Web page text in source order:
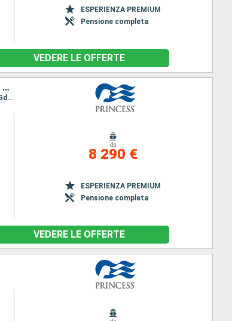
ESPERIENZA PREMIUM
Pensione completa
VEDERE LE OFFERTE
DANIMARCA, ESTONIA, FINLANDIA, SVEZIA, POLONIA, NORVEGIA, ISLANDA, REGNO UNITO, CANADA, IRLANDA, BELGIO, PAESI BASSI, GERMANIA
Itinerario : Copenhagen, Warnemunde, Bornholm, Gdansk, Visby, Tallinn, Helsinki, Tallinn, Stoccolma, Visby, Gdansk, Bornholm, Aarhus, Copenhagen, Skagen, Hardangerfjord, Skjolden, Olden, Seydisfjordhur, Akureyri, Isafjordhur, Reykjavik, Isafjordhur, Akureyri, Seydisfjordhur, Orcadi Meridionali, Invergordon, Edimburgo, Bruges, Southampton, Cornwall, Cobh, Dun Laoghaire, Belfast, Greenock, Southampton, Bruges, Amsterdam, Amburgo, Skagen, Copenhagen
da
8 290 €
ESPERIENZA PREMIUM
Pensione completa
VEDERE LE OFFERTE